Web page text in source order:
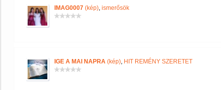
IMAG0007 (kép), ismerősök
IGE A MAI NAPRA (kép), HIT REMÉNY SZERETET